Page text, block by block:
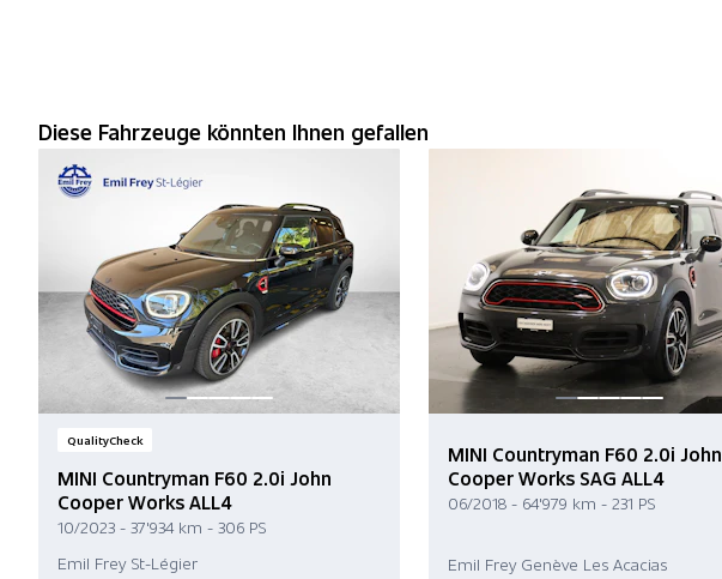
Diese Fahrzeuge könnten Ihnen gefallen
QualityCheck
MINI Countryman F60 2.0i John
Cooper Works ALL4
10/2023 - 37'934 km - 306 PS
Emil Frey St-Légier
MINI Countryman F60 2.0i John
Cooper Works SAG ALL4
06/2018 - 64'979 km - 231 PS
Emil Frey Genève Les Acacias